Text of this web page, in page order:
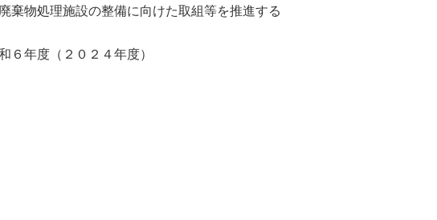
棄物処理施設の整備に向けた取組等を推進する
６年度（２０２４年度）